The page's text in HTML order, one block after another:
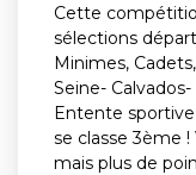
Cette
sélections
Minimes,
Seine-
Entente
se classe 3ème
mais plus de